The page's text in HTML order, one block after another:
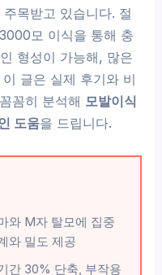
목받고 있습니다. 절
모 이식을 통해 충
형성이 가능해, 많은
글은 실제 후기와 비
꼼히 분석해 모발이식
도움을 드립니다.
와 M자 탈모에 집중
와 밀도 제공
간 30% 단축, 부작용